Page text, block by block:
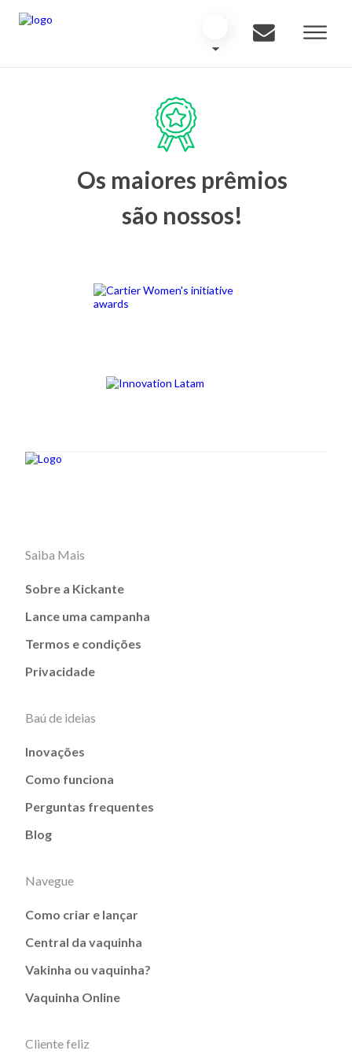
Os maiores prêmios
são nossos!
Saiba Mais
Sobre a Kickante
Lance uma campanha
Termos e condições
Privacidade
Baú de ideias
Inovações
Como funciona
Perguntas frequentes
Blog
Navegue
Como criar e lançar
Central da vaquinha
Vakinha ou vaquinha?
Vaquinha Online
Cliente feliz